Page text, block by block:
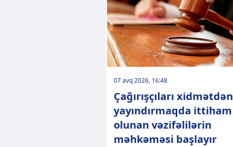
07 avq 2026, 16:48
Çağırışçıları xidmətdən
yayındırmaqda ittiham
olunan vəzifəlilərin
məhkəməsi başlayır